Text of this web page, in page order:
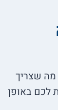
שצריך
לכם באופן